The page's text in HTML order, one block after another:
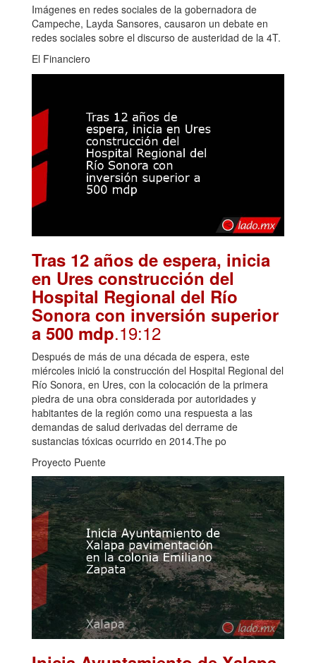
Imágenes en redes sociales de la gobernadora de
Campeche, Layda Sansores, causaron un debate en
redes sociales sobre el discurso de austeridad de la 4T.
El Financiero
Tras 12 años de espera, inicia
en Ures construcción del
Hospital Regional del Río
Sonora con inversión superior
a 500 mdp.19:12
Después de más de una década de espera, este
miércoles inició la construcción del Hospital Regional del
Río Sonora, en Ures, con la colocación de la primera
piedra de una obra considerada por autoridades y
habitantes de la región como una respuesta a las
demandas de salud derivadas del derrame de
sustancias tóxicas ocurrido en 2014.The po
Proyecto Puente